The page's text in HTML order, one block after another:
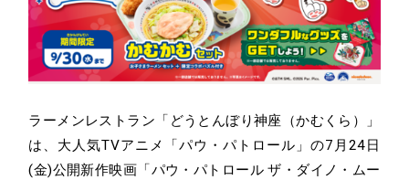
ラーメンレストラン「どうとんぼり神座（かむくら）」
は、大人気TVアニメ「パウ・パトロール」の7月24日
(金)公開新作映画「パウ・パトロール ザ・ダイノ・ムー